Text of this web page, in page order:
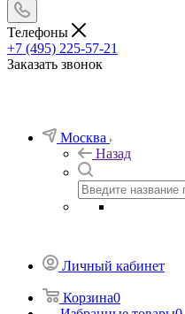
Телефоны
+7 (495) 225-57-21
Заказать звонок
Москва
Назад
Личный кабинет
Корзина0